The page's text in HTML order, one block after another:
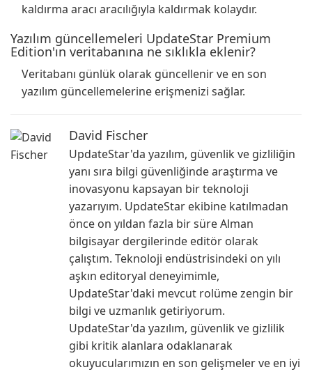
kaldırma aracı aracılığıyla kaldırmak kolaydır.
Yazılım güncellemeleri UpdateStar Premium
Edition'ın veritabanına ne sıklıkla eklenir?
Veritabanı günlük olarak güncellenir ve en son
yazılım güncellemelerine erişmenizi sağlar.
David Fischer
UpdateStar'da yazılım, güvenlik ve gizliliğin
yanı sıra bilgi güvenliğinde araştırma ve
inovasyonu kapsayan bir teknoloji
yazarıyım. UpdateStar ekibine katılmadan
önce on yıldan fazla bir süre Alman
bilgisayar dergilerinde editör olarak
çalıştım. Teknoloji endüstrisindeki on yılı
aşkın editoryal deneyimimle,
UpdateStar'daki mevcut rolüme zengin bir
bilgi ve uzmanlık getiriyorum.
UpdateStar'da yazılım, güvenlik ve gizlilik
gibi kritik alanlara odaklanarak
okuyucularımızın en son gelişmeler ve en iyi